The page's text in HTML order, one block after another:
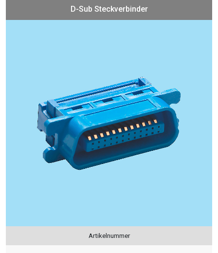
D-Sub Steckverbinder
Artikelnummer